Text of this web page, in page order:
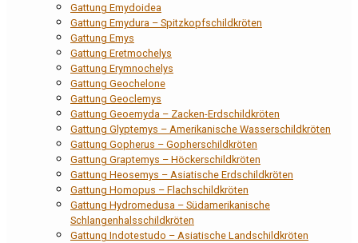
Gattung Emydoidea
Gattung Emydura – Spitzkopfschildkröten
Gattung Emys
Gattung Eretmochelys
Gattung Erymnochelys
Gattung Geochelone
Gattung Geoclemys
Gattung Geoemyda – Zacken-Erdschildkröten
Gattung Glyptemys – Amerikanische Wasserschildkröten
Gattung Gopherus – Gopherschildkröten
Gattung Graptemys – Höckerschildkröten
Gattung Heosemys – Asiatische Erdschildkröten
Gattung Homopus – Flachschildkröten
Gattung Hydromedusa – Südamerikanische
Schlangenhalsschildkröten
Gattung Indotestudo – Asiatische Landschildkröten